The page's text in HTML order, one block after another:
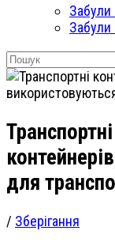
Забули
Забули
для
/ Зберігання